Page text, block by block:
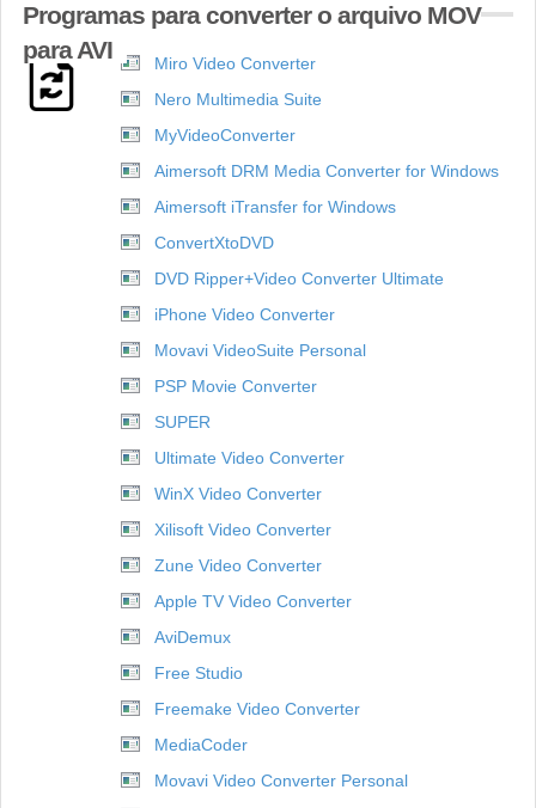
Programas para converter o arquivo MOV
para AVI
Miro Video Converter
Nero Multimedia Suite
MyVideoConverter
Aimersoft DRM Media Converter for Windows
Aimersoft iTransfer for Windows
ConvertXtoDVD
DVD Ripper+Video Converter Ultimate
iPhone Video Converter
Movavi VideoSuite Personal
PSP Movie Converter
SUPER
Ultimate Video Converter
WinX Video Converter
Xilisoft Video Converter
Zune Video Converter
Apple TV Video Converter
AviDemux
Free Studio
Freemake Video Converter
MediaCoder
Movavi Video Converter Personal